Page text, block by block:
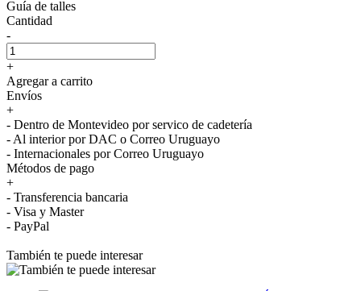
Guía de talles
Cantidad
-
+
Agregar a carrito
Envíos
+
- Dentro de Montevideo por servico de cadetería
- Al interior por DAC o Correo Uruguayo
- Internacionales por Correo Uruguayo
Métodos de pago
+
- Transferencia bancaria
- Visa y Master
- PayPal
También te puede interesar